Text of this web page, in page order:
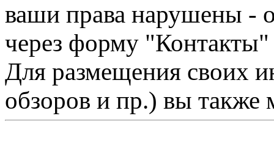
ваши права нарушены -
через форму "Контакты"
Для размещения своих
обзоров и пр.) вы также